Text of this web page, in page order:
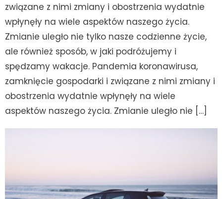
związane z nimi zmiany i obostrzenia wydatnie
wpłynęły na wiele aspektów naszego życia.
Zmianie uległo nie tylko nasze codzienne życie,
ale również sposób, w jaki podróżujemy i
spędzamy wakacje. Pandemia koronawirusa,
zamknięcie gospodarki i związane z nimi zmiany i
obostrzenia wydatnie wpłynęły na wiele
aspektów naszego życia. Zmianie uległo nie […]